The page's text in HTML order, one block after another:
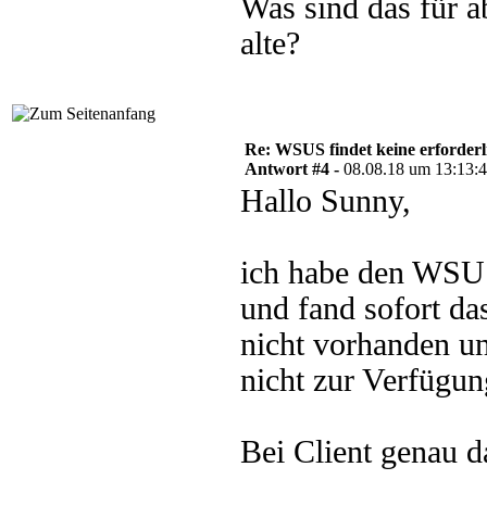
Was sind das für
alte?
Re: WSUS findet keine
Antwort #4 - 08.08.18 um
Hallo Sunny,
ich habe den
und fand sofort
nicht vorhanden
nicht zur
Bei Client genau